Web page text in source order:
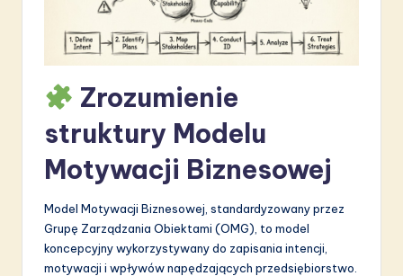
w
Zrozumienie
struktury Modelu
Motywacji Biznesowej
Model Motywacji Biznesowej, standardyzowany przez
Grupę Zarządzania Obiektami (OMG), to model
koncepcyjny wykorzystywany do zapisania intencji,
motywacji i wpływów napędzających przedsiębiorstwo.